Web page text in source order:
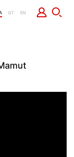
QT EN